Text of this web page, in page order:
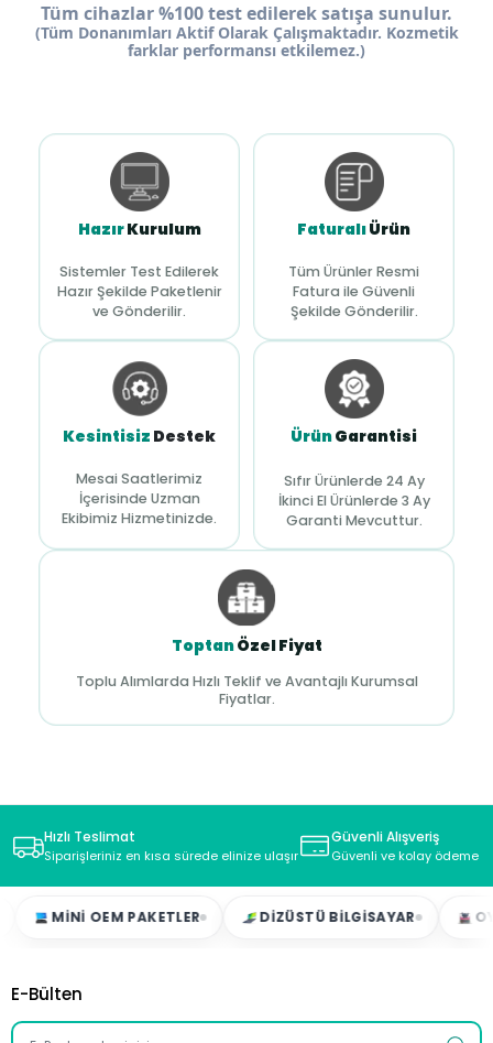
Tüm cihazlar %100 test edilerek satışa sunulur.
(Tüm Donanımları Aktif Olarak Çalışmaktadır. Kozmetik
farklar performansı etkilemez.)
HazırKurulum
Sistemler Test Edilerek
Hazır Şekilde Paketlenir
ve Gönderilir.
FaturalıÜrün
Tüm Ürünler Resmi
Fatura ile Güvenli
Şekilde Gönderilir.
Kesintisiz Destek
Mesai Saatlerimiz
İçerisinde Uzman
Ekibimiz Hizmetinizde.
ÜrünGarantisi
Sıfır Ürünlerde 24 Ay
İkinci El Ürünlerde 3 Ay
Garanti Mevcuttur.
ToptanÖzel Fiyat
Toplu Alımlarda Hızlı Teklif ve Avantajlı Kurumsal
Fiyatlar.
Hızlı Teslimat
Siparişleriniz en kısa sürede elinize ulaşır
Güvenli Alışveriş
Güvenli ve kolay ödeme
MINI OEM PAKETLER DIZÜSTÜ BILGISAYAR
E-Bülten